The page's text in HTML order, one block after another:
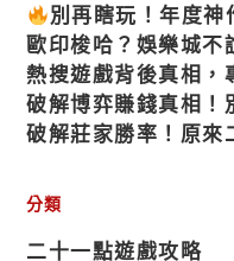
別再瞎玩！年度
歐印梭哈？娛樂城不
熱搜遊戲背後真相，
破解博弈賺錢真相！
破解莊家勝率！原來
分類
二十一點遊戲攻略